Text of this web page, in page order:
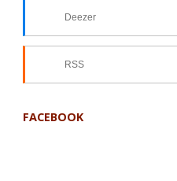
Deezer
RSS
FACEBOOK